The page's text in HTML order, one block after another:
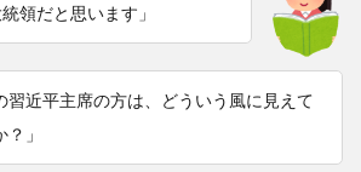
領だと思います」
習近平主席の方は、どういう風に見えて
」